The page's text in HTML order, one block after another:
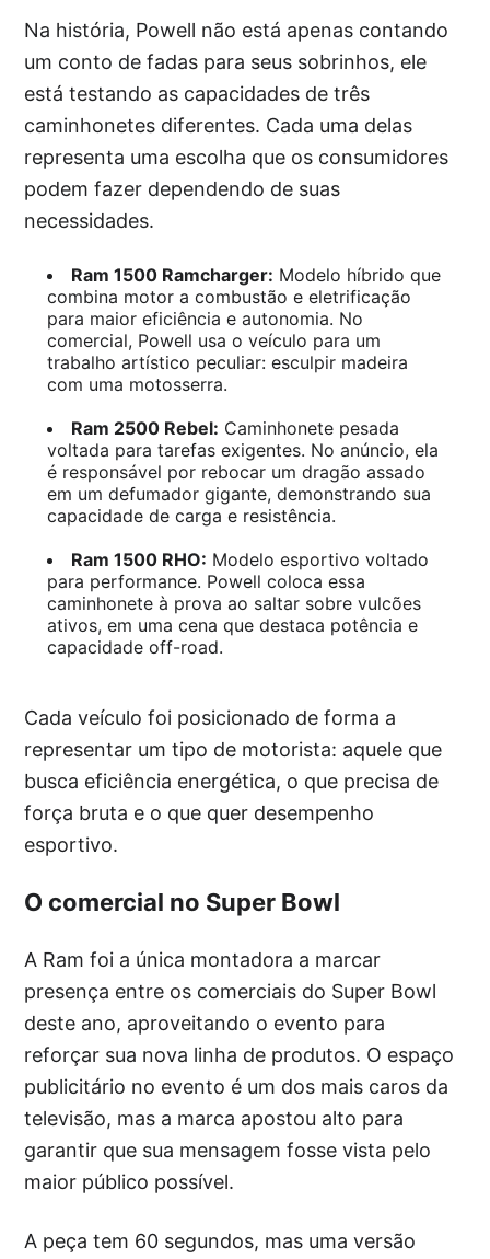
Na história, Powell não está apenas contando
um conto de fadas para seus sobrinhos, ele
está testando as capacidades de três
caminhonetes diferentes. Cada uma delas
representa uma escolha que os consumidores
podem fazer dependendo de suas
necessidades.
Ram 1500 Ramcharger: Modelo híbrido que
combina motor a combustão e eletrificação
para maior eficiência e autonomia. No
comercial, Powell usa o veículo para um
trabalho artístico peculiar: esculpir madeira
com uma motosserra.
Ram 2500 Rebel: Caminhonete pesada
voltada para tarefas exigentes. No anúncio, ela
é responsável por rebocar um dragão assado
em um defumador gigante, demonstrando sua
capacidade de carga e resistência.
Ram 1500 RHO: Modelo esportivo voltado
para performance. Powell coloca essa
caminhonete à prova ao saltar sobre vulcões
ativos, em uma cena que destaca potência e
capacidade off-road.
Cada veículo foi posicionado de forma a
representar um tipo de motorista: aquele que
busca eficiência energética, o que precisa de
força bruta e o que quer desempenho
esportivo.
O comercial no Super Bowl
A Ram foi a única montadora a marcar
presença entre os comerciais do Super Bowl
deste ano, aproveitando o evento para
reforçar sua nova linha de produtos. O espaço
publicitário no evento é um dos mais caros da
televisão, mas a marca apostou alto para
garantir que sua mensagem fosse vista pelo
maior público possível.
A peça tem 60 segundos, mas uma versão